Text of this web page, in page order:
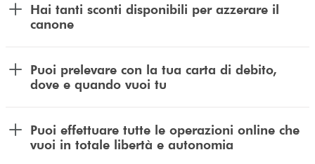
Hai tanti sconti disponibili per azzerare il
canone
Puoi prelevare con la tua carta di debito,
dove e quando vuoi tu
Puoi effettuare tutte le operazioni online che
vuoi in totale libertà e autonomia